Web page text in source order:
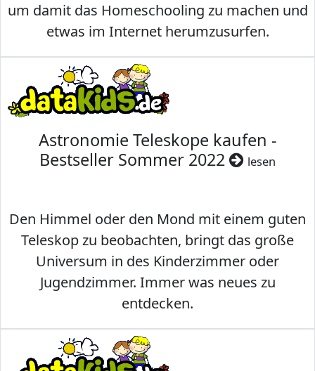
um damit das Homeschooling zu machen und
etwas im Internet herumzusurfen.
Astronomie Teleskope kaufen -
Bestseller Sommer 2022
lesen
Den Himmel oder den Mond mit einem guten
Teleskop zu beobachten, bringt das große
Universum in des Kinderzimmer oder
Jugendzimmer. Immer was neues zu
entdecken.